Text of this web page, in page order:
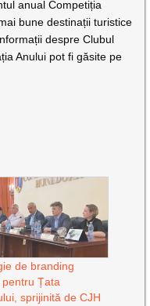
anual Competiția
bune destinații turistice
despre Clubul
Anului pot fi găsite pe
de branding
Țata
sprijinită de CJH